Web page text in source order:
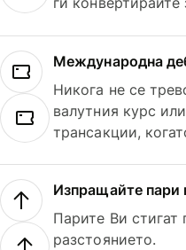
Международна
Никога не се
валутния курс
трансакции,
Изпращайте пари
Парите Ви стигат
разстоянието.